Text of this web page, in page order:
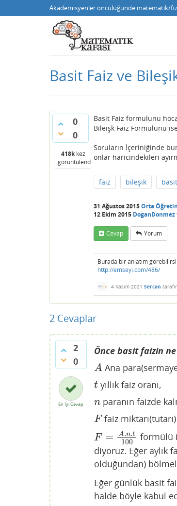
Akademisyenler öncülüğünde matematik/
Basit Faiz ve
0
0
418kkez
görüntülendi
Basit Faiz formulunu
Bileişk Faiz Formülünü
Soruların İçeriniğinde
onlar haricindekileri
faiz bileşik basit
31 Ağustos 2015Orta
12 Ekim 2015 DoganDonmez
Cevap Yorum
Burada bir anlatım
http://emseyi.com/486/
4 Kasım 2021 Sercan
2 Cevaplar
2
0
En İyi Cevap
Önce basit faizin
A
A Ana
t
t yıllık faiz oranı,
n
nparanın faizde
F
F faiz
F = A .n.t
100
F= A.n .t100 formülü
diyoruz. Eğer aylık
olduğundan)
Eğer günlük basit
halde böyle kabul